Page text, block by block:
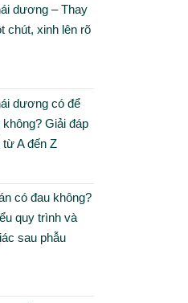
dương – Thay
chút, xinh lên rõ
dương có để
không? Giải đáp
từ A đến Z
có đau không?
quy trình và
sau phẫu